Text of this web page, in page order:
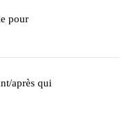
pour
après qui